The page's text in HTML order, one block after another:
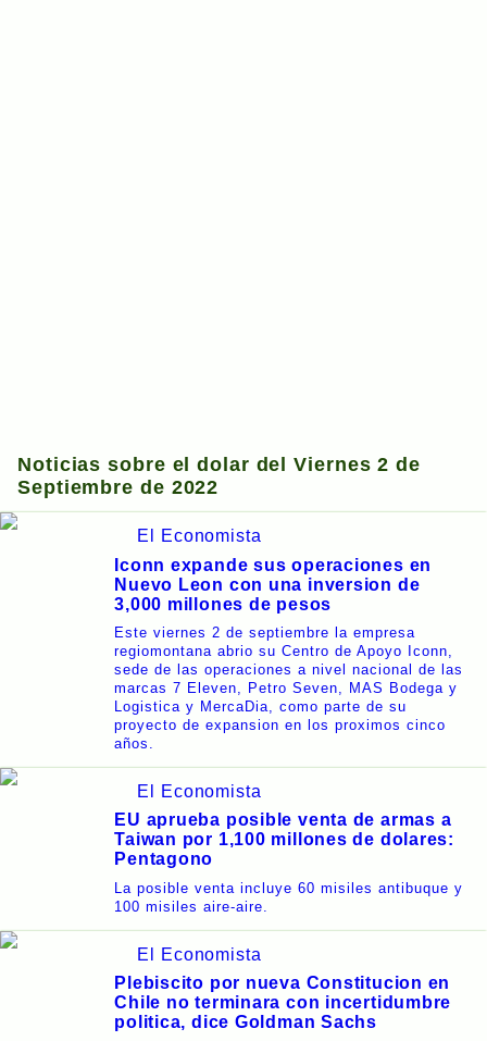
Noticias sobre el dolar del Viernes 2 de
Septiembre de 2022
El Economista
Iconn expande sus operaciones en
Nuevo Leon con una inversion de
3,000 millones de pesos
Este viernes 2 de septiembre la empresa
regiomontana abrio su Centro de Apoyo Iconn,
sede de las operaciones a nivel nacional de las
marcas 7 Eleven, Petro Seven, MAS Bodega y
Logistica y MercaDia, como parte de su
proyecto de expansion en los proximos cinco
años.
El Economista
EU aprueba posible venta de armas a
Taiwan por 1,100 millones de dolares:
Pentagono
La posible venta incluye 60 misiles antibuque y
100 misiles aire-aire.
El Economista
Plebiscito por nueva Constitucion en
Chile no terminara con incertidumbre
politica, dice Goldman Sachs